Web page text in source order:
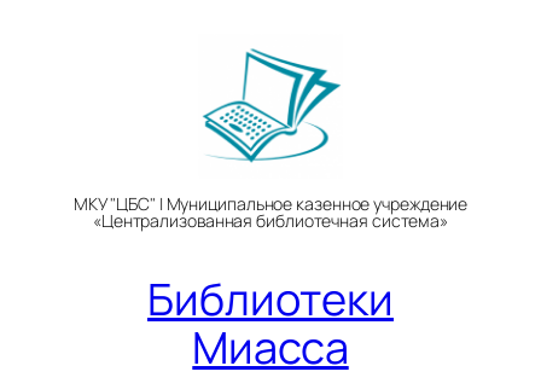
МКУ "ЦБС" | Муниципальное казенное учреждение
«Централизованная библиотечная система»
Библиотеки
Миасса